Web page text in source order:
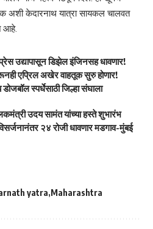
अशी केदारनाथ यात्रा सायकल चालवत
आहे.
उद्यापासून डिझेल इंजिनसह धावणार!
एप्रिल अखेर वाहतूक सुरु होणार!
डोजबॉल स्पर्धेसाठी जिल्हा संघाला
उदय सामंत यांच्या हस्ते शुभारंभ
२४ रोजी धावणार मडगाव-मुंबई
yatra Maharashtra